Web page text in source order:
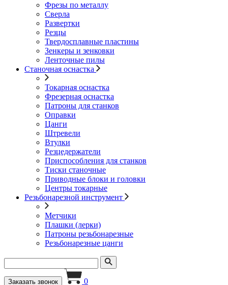
Фрезы по металлу
Сверла
Развертки
Резцы
Твердосплавные пластины
Зенкеры и зенковки
Ленточные пилы
Станочная оснастка
Токарная оснастка
Фрезерная оснастка
Патроны для станков
Оправки
Цанги
Штревели
Втулки
Резцедержатели
Приспособления для станков
Тиски станочные
Приводные блоки и головки
Центры токарные
Резьбонарезной инструмент
Метчики
Плашки (лерки)
Патроны резьбонарезные
Резьбонарезные цанги
Заказать звонок 0